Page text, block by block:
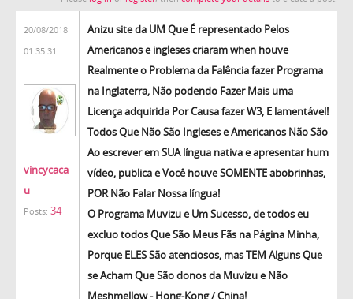
20/08/2018
01:35:31
vincycaca
u
Posts: 34
Anizu site da UM Que É representado Pelos
Americanos e ingleses criaram when houve
Realmente o Problema da Falência fazer Programa
na Inglaterra, Não podendo Fazer Mais uma
Licença adquirida Por Causa fazer W3, E lamentável!
Todos Que Não São Ingleses e Americanos Não São
Ao escrever em SUA língua nativa e apresentar hum
vídeo, publica e Você houve SOMENTE abobrinhas,
POR Não Falar Nossa língua!
O Programa Muvizu e Um Sucesso, de todos eu
excluo todos Que São Meus Fãs na Página Minha,
Porque ELES São atenciosos, mas TEM Alguns Que
se Acham Que São donos da Muvizu e Não
Meshmellow - Hong-Kong / China!